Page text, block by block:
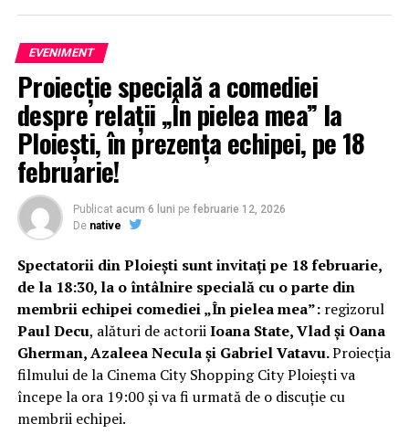
EVENIMENT
Proiecție specială a comediei
despre relații „În pielea mea” la
Ploiești, în prezența echipei, pe 18
februarie!
Publicat acum 6 luni pe februarie 12, 2026
De native
Spectatorii din Ploiești sunt invitați pe 18 februarie,
de la 18:30, la o întâlnire specială cu o parte din
membrii echipei comediei „În pielea mea”: regizorul
Paul Decu, alături de actoriiIoana State, Vlad și Oana
Gherman, Azaleea Necula și Gabriel Vatavu.Proiecția
filmului de la Cinema City Shopping City Ploiești va
începe la ora 19:00 și va fi urmată de o discuție cu
membrii echipei.